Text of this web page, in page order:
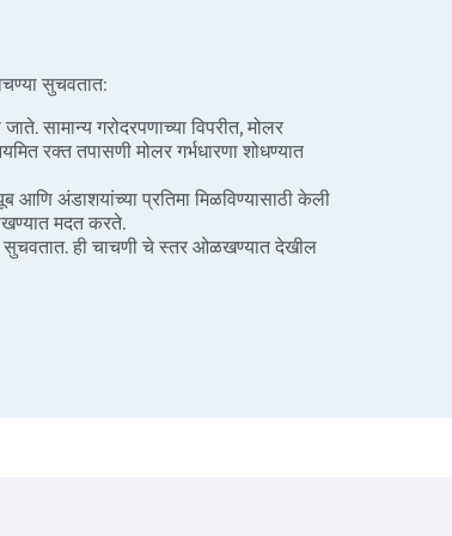
सुचवतात:
सामान्य गरोदरपणाच्या विपरीत, मोलर
रक्त तपासणी मोलर गर्भधारणा शोधण्यात
आणि अंडाशयांच्या प्रतिमा मिळविण्यासाठी केली
मदत करते.
सुचवतात. ही चाचणी चे स्तर ओळखण्यात देखील